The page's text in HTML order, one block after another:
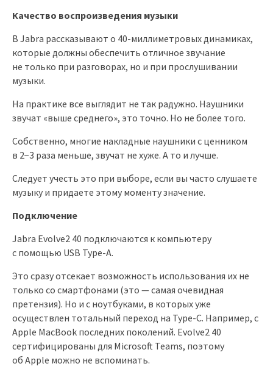
Качество воспроизведения музыки
В Jabra рассказывают о 40-миллиметровых динамиках,
которые должны обеспечить отличное звучание
не только при разговорах, но и при прослушивании
музыки.
На практике все выглядит не так радужно. Наушники
звучат «выше среднего», это точно. Но не более того.
Собственно, многие накладные наушники с ценником
в 2−3 раза меньше, звучат не хуже. А то и лучше.
Следует учесть это при выборе, если вы часто слушаете
музыку и придаете этому моменту значение.
Подключение
Jabra Evolve2 40 подключаются к компьютеру
с помощью USB Type-A.
Это сразу отсекает возможность использования их не
только со смартфонами (это — самая очевидная
претензия). Но и с ноутбуками, в которых уже
осуществлен тотальный переход на Type-C. Например, с
Apple MacBook последних поколений. Evolve2 40
сертифицированы для Microsoft Teams, поэтому
об Apple можно не вспоминать.